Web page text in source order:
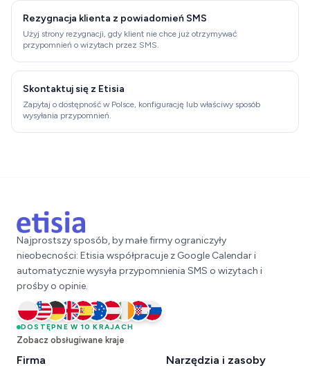
Rezygnacja klienta z powiadomień SMS
Użyj strony rezygnacji, gdy klient nie chce już otrzymywać
przypomnień o wizytach przez SMS.
Skontaktuj się z Etisia
Zapytaj o dostępność w Polsce, konfigurację lub właściwy sposób
wysyłania przypomnień.
Najprostszy sposób, by małe firmy ograniczyły
nieobecności: Etisia współpracuje z Google Calendar i
automatycznie wysyła przypomnienia SMS o wizytach i
prośby o opinie.
Polska
Stany Zjednoczone
Niemcy
Wielka Brytania
Hiszpania
Australia
Austria
IrlandiaChorwacja
DOSTĘPNE W 10 KRAJACH
Zobacz obsługiwane kraje
Firma Narzędzia i zasoby